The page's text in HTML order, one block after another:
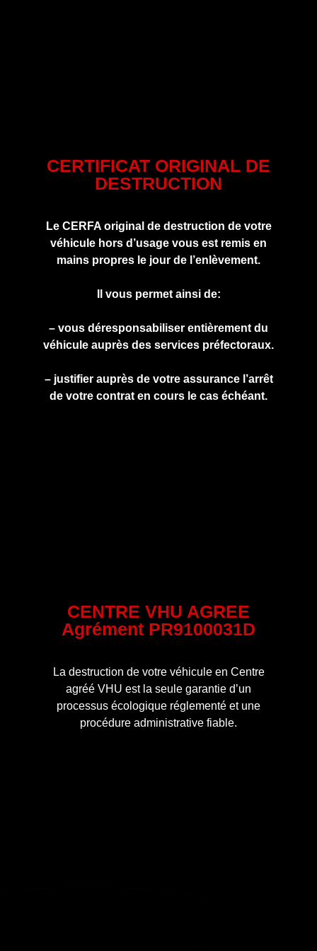
CERTIFICAT ORIGINAL DE
DESTRUCTION
Le CERFA original de destruction de votre
véhicule hors d’usage vous est remis en
mains propres le jour de l’enlèvement.
Il vous permet ainsi de:
– vous déresponsabiliser entièrement du
véhicule auprès des services préfectoraux.
– justifier auprès de votre assurance l’arrêt
de votre contrat en cours le cas échéant.
CENTRE VHU AGREE
Agrément PR9100031D
La destruction de votre véhicule en Centre
agréé VHU est la seule garantie d’un
processus écologique réglementé et une
procédure administrative fiable.